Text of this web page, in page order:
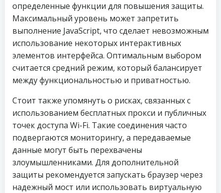
определенные функции для повышения защиты.
Максимальный уровень может запретить
выполнение JavaScript, что сделает невозможным
использование некоторых интерактивных
элементов интерфейса. Оптимальным выбором
считается средний режим, который балансирует
между функциональностью и приватностью.
Стоит также упомянуть о рисках, связанных с
использованием бесплатных прокси и публичных
точек доступа Wi-Fi. Такие соединения часто
подвергаются мониторингу, а передаваемые
данные могут быть перехвачены
злоумышленниками. Для дополнительной
защиты рекомендуется запускать браузер через
надежный мост или использовать виртуальную